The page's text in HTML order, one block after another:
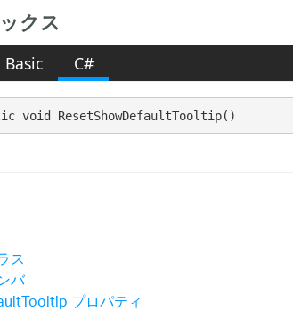
クス
C#
void ResetShowDefaultTooltip()
ス
バ
プロパティ